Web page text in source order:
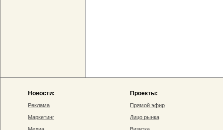
Новости:
Реклама
Маркетинг
Проекты:
Прямой эфир
Лицо рынка